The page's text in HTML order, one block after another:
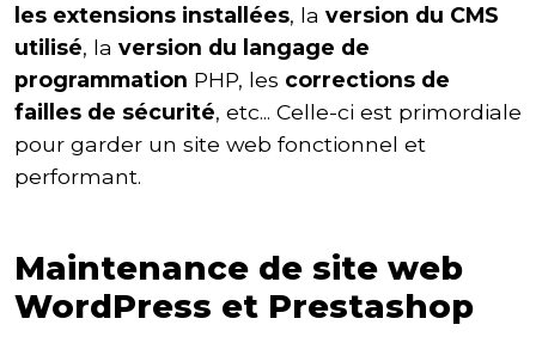
les extensions installées, la version du CMS
utilisé, la version du langage de
programmation PHP, les corrections de
failles de sécurité, etc... Celle-ci est primordiale
pour garder un site web fonctionnel et
performant.
Maintenance de site web
WordPress et Prestashop